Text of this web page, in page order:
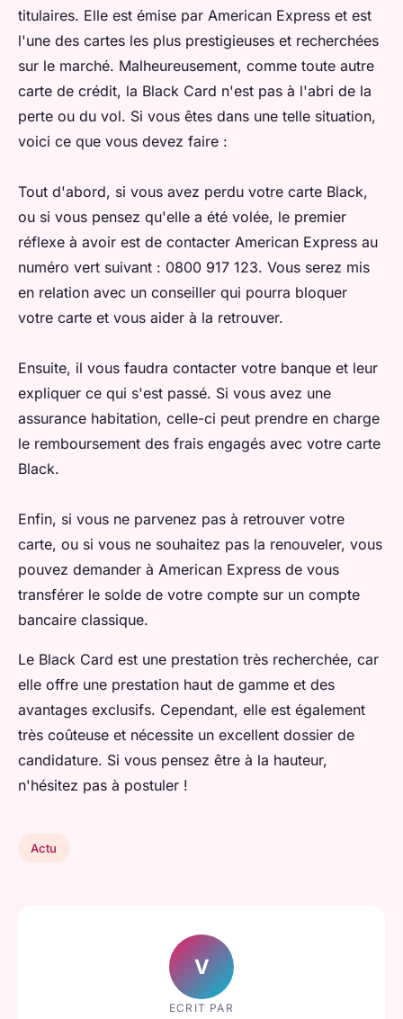
titulaires. Elle est émise par American Express et est
l'une des cartes les plus prestigieuses et recherchées
sur le marché. Malheureusement, comme toute autre
carte de crédit, la Black Card n'est pas à l'abri de la
perte ou du vol. Si vous êtes dans une telle situation,
voici ce que vous devez faire :
Tout d'abord, si vous avez perdu votre carte Black,
ou si vous pensez qu'elle a été volée, le premier
réflexe à avoir est de contacter American Express au
numéro vert suivant : 0800 917 123. Vous serez mis
en relation avec un conseiller qui pourra bloquer
votre carte et vous aider à la retrouver.
Ensuite, il vous faudra contacter votre banque et leur
expliquer ce qui s'est passé. Si vous avez une
assurance habitation, celle-ci peut prendre en charge
le remboursement des frais engagés avec votre carte
Black.
Enfin, si vous ne parvenez pas à retrouver votre
carte, ou si vous ne souhaitez pas la renouveler, vous
pouvez demander à American Express de vous
transférer le solde de votre compte sur un compte
bancaire classique.
Le Black Card est une prestation très recherchée, car
elle offre une prestation haut de gamme et des
avantages exclusifs. Cependant, elle est également
très coûteuse et nécessite un excellent dossier de
candidature. Si vous pensez être à la hauteur,
n'hésitez pas à postuler !
Actu
V
ECRIT PAR